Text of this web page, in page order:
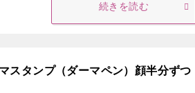
続きを読む
スタンプ（ダーマペン）顔半分ずつ